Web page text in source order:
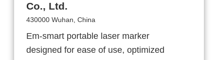
Co., Ltd.
430000 Wuhan, China
Em-smart portable laser marker
designed for ease of use, optimized